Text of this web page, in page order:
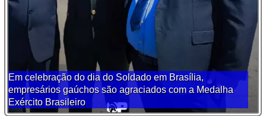
Em celebração do dia do Soldado em Brasília,
empresários gaúchos são agraciados com a Medalha
Exército Brasileiro